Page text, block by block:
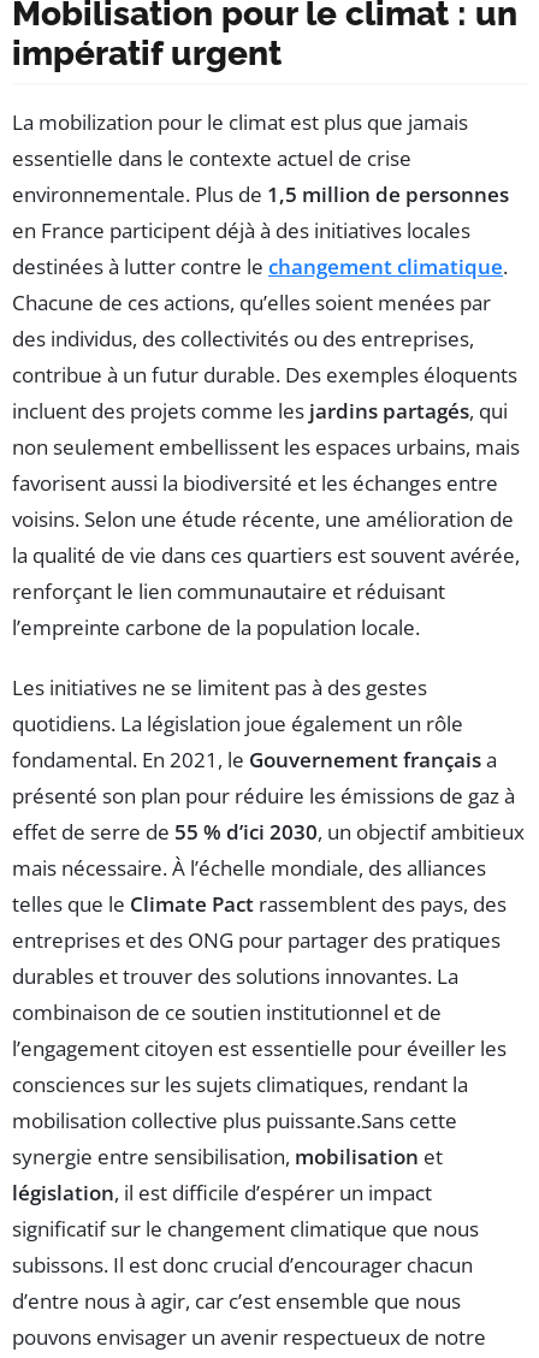
Mobilisation pour le climat : un
impératif urgent
La mobilization pour le climat est plus que jamais
essentielle dans le contexte actuel de crise
environnementale. Plus de 1,5 million de personnes
en France participent déjà à des initiatives locales
destinées à lutter contre le changement climatique.
Chacune de ces actions, qu’elles soient menées par
des individus, des collectivités ou des entreprises,
contribue à un futur durable. Des exemples éloquents
incluent des projets comme les jardins partagés, qui
non seulement embellissent les espaces urbains, mais
favorisent aussi la biodiversité et les échanges entre
voisins. Selon une étude récente, une amélioration de
la qualité de vie dans ces quartiers est souvent avérée,
renforçant le lien communautaire et réduisant
l’empreinte carbone de la population locale.
Les initiatives ne se limitent pas à des gestes
quotidiens. La législation joue également un rôle
fondamental. En 2021, le Gouvernement françaisa
présenté son plan pour réduire les émissions de gaz à
effet de serre de 55 % d’ici 2030, un objectif ambitieux
mais nécessaire. À l’échelle mondiale, des alliances
telles que le Climate Pact rassemblent des pays, des
entreprises et des ONG pour partager des pratiques
durables et trouver des solutions innovantes. La
combinaison de ce soutien institutionnel et de
l’engagement citoyen est essentielle pour éveiller les
consciences sur les sujets climatiques, rendant la
mobilisation collective plus puissante.Sans cette
synergie entre sensibilisation, mobilisation et
législation, il est difficile d’espérer un impact
significatif sur le changement climatique que nous
subissons. Il est donc crucial d’encourager chacun
d’entre nous à agir, car c’est ensemble que nous
pouvons envisager un avenir respectueux de notre